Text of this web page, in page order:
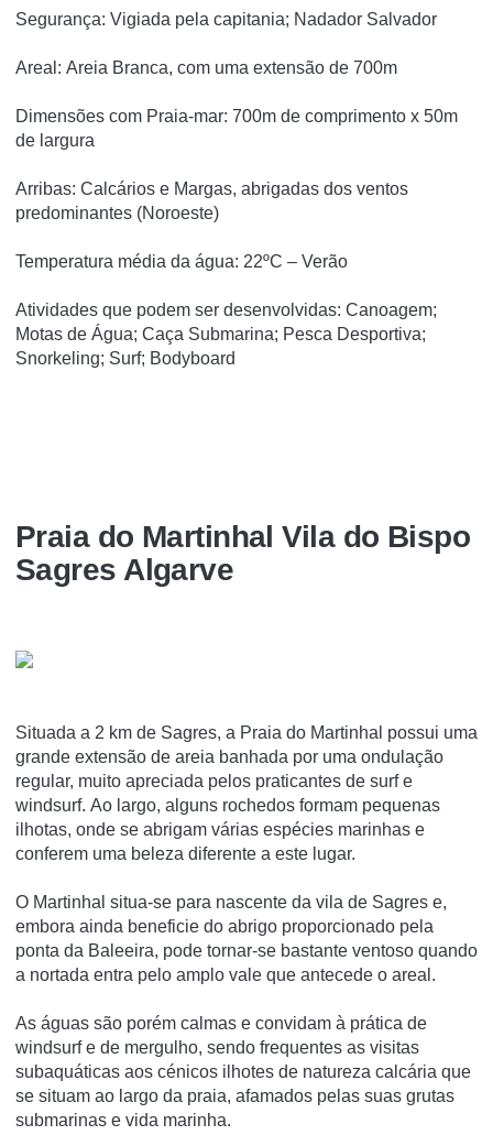
Segurança: Vigiada pela capitania; Nadador Salvador
Areal: Areia Branca, com uma extensão de 700m
Dimensões com Praia-mar: 700m de comprimento x 50m
de largura
Arribas: Calcários e Margas, abrigadas dos ventos
predominantes (Noroeste)
Temperatura média da água: 22ºC – Verão
Atividades que podem ser desenvolvidas: Canoagem;
Motas de Água; Caça Submarina; Pesca Desportiva;
Snorkeling; Surf; Bodyboard
Praia do Martinhal Vila do Bispo
Sagres Algarve
Situada a 2 km de Sagres, a Praia do Martinhal possui uma
grande extensão de areia banhada por uma ondulação
regular, muito apreciada pelos praticantes de surf e
windsurf. Ao largo, alguns rochedos formam pequenas
ilhotas, onde se abrigam várias espécies marinhas e
conferem uma beleza diferente a este lugar.
O Martinhal situa-se para nascente da vila de Sagres e,
embora ainda beneficie do abrigo proporcionado pela
ponta da Baleeira, pode tornar-se bastante ventoso quando
a nortada entra pelo amplo vale que antecede o areal.
As águas são porém calmas e convidam à prática de
windsurf e de mergulho, sendo frequentes as visitas
subaquáticas aos cénicos ilhotes de natureza calcária que
se situam ao largo da praia, afamados pelas suas grutas
submarinas e vida marinha.